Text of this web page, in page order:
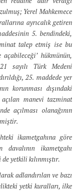
Yerel Mahkemece
ayrıcalık getiren
5. bendindeki,
talep etmiş ise bu
hükmünün,
sayılı Türk Medeni
25. maddede yer
korunması dışındaki
manevi tazminat
açılması olanağının
ikametgahına göre
ikametgahı
yetkili kılınmıştır.
adlandırılan ve bazı
yetki kuralları, ilke